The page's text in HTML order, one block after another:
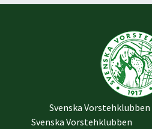
Svenska Vorstehklubben
Svenska Vorstehklubben